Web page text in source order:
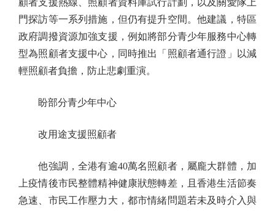
門探訪等一系列措施，但仍有提升空間。他建議，特區
政府調撥資源加強支援，例如將部分青少年服務中心轉
型為照顧者支援中心，同時推出「照顧者通行證」以減
輕照顧者負擔，防止悲劇重演。
盼部分青少年中心
改用途支援照顧者
他強調，全港有逾40萬名照顧者，屬龐大群體，加
上疫情後市民整體精神健康狀態轉差，且香港生活節奏
急速、市民工作壓力大，都市情緒問題若未及時介入與